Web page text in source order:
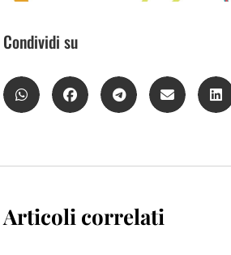
Condividi su
Articoli correlati